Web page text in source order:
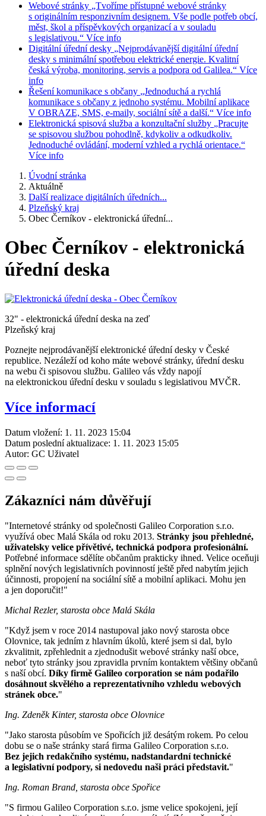
Webové stránky „Tvoříme přístupné webové stránky
s originálním responzivním designem. Vše podle potřeb obcí,
měst, škol a příspěvkových organizací a v souladu
s legislativou.“ Více info
Digitální úřední desky „Nejprodávanější digitální úřední
desky s minimální spotřebou elektrické energie. Kvalitní
česká výroba, monitoring, servis a podpora od Galilea.“ Více
info
Řešení komunikace s občany „Jednoduchá a rychlá
komunikace s občany z jednoho systému. Mobilní aplikace
V OBRAZE, SMS, e-maily, sociální sítě a další.“ Více info
Elektronická spisová služba a konzultační služby „Pracujte
se spisovou službou pohodlně, kdykoliv a odkudkoliv.
Jednoduché ovládání, moderní vzhled a rychlá orientace.“
Více info
Úvodní stránka
Aktuálně
Další realizace digitálních úředních...
Plzeňský kraj
Obec Černíkov - elektronická úřední...
Obec Černíkov - elektronická
úřední deska
32" - elektronická úřední deska na zeď
Plzeňský kraj
Poznejte nejprodávanější elektronické úřední desky v České
republice. Nezáleží od koho máte webové stránky, úřední desku
na webu či spisovou službu. Galileo vás vždy napojí
na elektronickou úřední desku v souladu s legislativou MVČR.
Více informací
Datum vložení: 1. 11. 2023 15:04
Datum poslední aktualizace: 1. 11. 2023 15:05
Autor: GC Uživatel
Zákazníci nám důvěřují
"Internetové stránky od společnosti Galileo Corporation s.r.o.
využívá obec Malá Skála od roku 2013. Stránky jsou přehledné,
uživatelsky velice přívětivé, technická podpora profesionální.
Potřebné informace sdělíte občanům prakticky ihned. Velice oceňuji
splnění nových legislativních povinností ještě před nabytím jejich
účinnosti, propojení na sociální sítě a mobilní aplikaci. Mohu jen
a jen doporučit!"
Michal Rezler, starosta obce Malá Skála
"Když jsem v roce 2014 nastupoval jako nový starosta obce
Olovnice, tak jedním z hlavním úkolů, které jsem si dal, bylo
zkvalitnit, zpřehlednit a zjednodušit webové stránky naší obce,
neboť tyto stránky jsou zpravidla prvním kontaktem většiny občanů
s naší obcí. Díky firmě Galileo corporation se nám podařilo
dosáhnout skvělého a reprezentativního vzhledu webových
stránek obce."
Ing. Zdeněk Kinter, starosta obce Olovnice
"Jako starosta působím ve Spořicích již desátým rokem. Po celou
dobu se o naše stránky stará firma Galileo Corporation s.r.o.
Bez jejich redakčního systému, nadstandardní technické
a legislativní podpory, si nedovedu naši práci představit."
Ing. Roman Brand, starosta obce Spořice
"S firmou Galileo Corporation s.r.o. jsme velice spokojeni, její